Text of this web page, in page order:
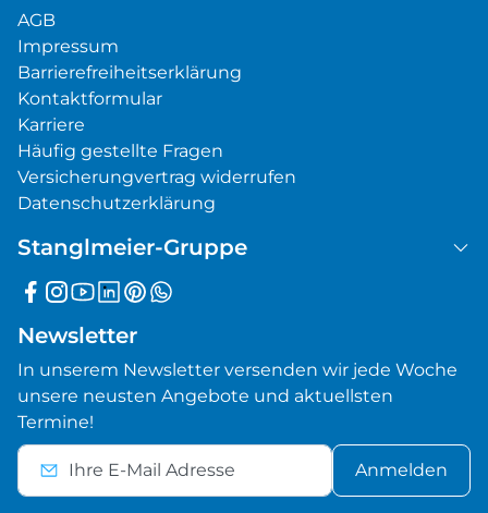
AGB
Impressum
Barrierefreiheitserklärung
Kontaktformular
Karriere
Häufig gestellte Fragen
Versicherungvertrag widerrufen
Datenschutzerklärung
Stanglmeier-Gruppe
Newsletter
In unserem Newsletter versenden wir jede Woche
unsere neusten Angebote und aktuellsten
Termine!
Anmelden